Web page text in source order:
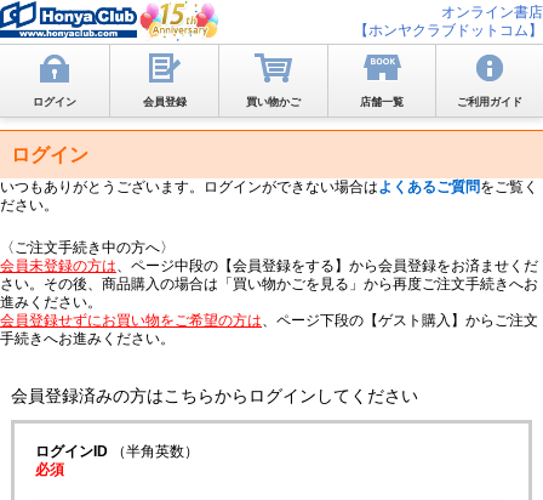
オンライン書店
【ホンヤクラブドットコム】
ログイン 会員登録 買い物かご 店舗一覧 ご利用ガイド
ログイン
いつもありがとうございます。ログインができない場合はよくあるご質問をご覧く
ださい。
〈ご注文手続き中の方へ〉
会員未登録の方は、ページ中段の【会員登録をする】から会員登録をお済ませくだ
さい。その後、商品購入の場合は「買い物かごを見る」から再度ご注文手続きへお
進みください。
会員登録せずにお買い物をご希望の方は、ページ下段の【ゲスト購入】からご注文
手続きへお進みください。
会員登録済みの方はこちらからログインしてください
ログインID（半角英数）
必須